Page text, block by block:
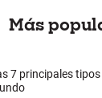
Más
7 principales tipos